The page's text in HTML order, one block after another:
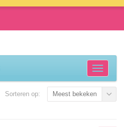
Sorteren op: Meest bekeken